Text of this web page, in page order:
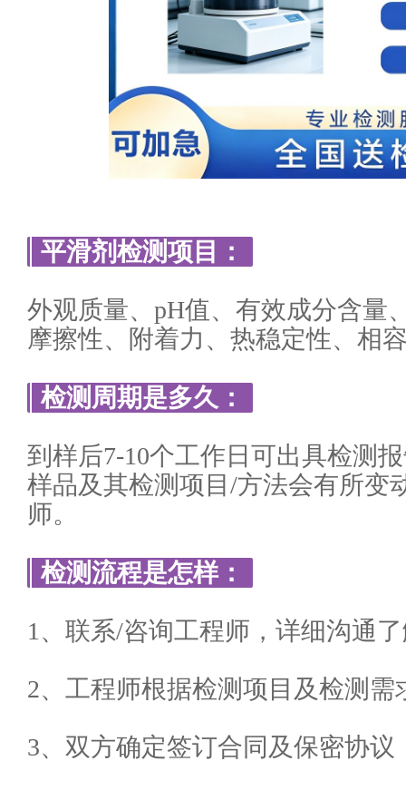
平滑剂检测项目：
外观质量、pH值、有效成分含量
摩擦性、附着力、热稳定性、相
检测周期是多久：
到样后7-10个工作日可出具检测
样品及其检测项目/方法会有所变
师。
检测流程是怎样：
1、联系/咨询工程师，详细沟通
2、工程师根据检测项目及检测需
3、双方确定签订合同及保密协议